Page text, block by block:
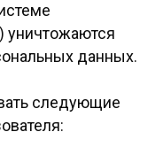
уничтожаются
данных.
следующие